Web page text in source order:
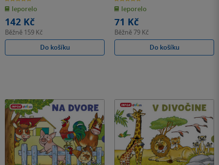
z
5
hvězdiček
leporelo
142 Kč
Běžně 159 Kč
Do košíku
z
5
hvězdiček
leporelo
71 Kč
Běžně79 Kč
Do košíku